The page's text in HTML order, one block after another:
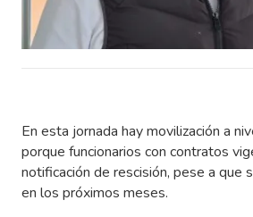
En esta jornada hay movilización a
porque funcionarios con contratos
notificación de rescisión, pese a que
en los próximos meses.